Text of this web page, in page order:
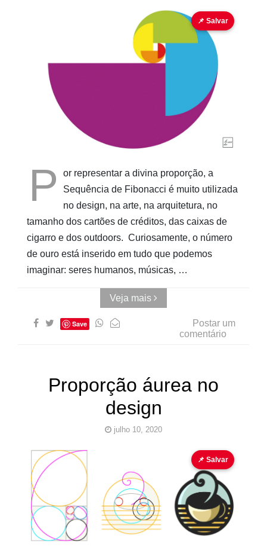
Pinturas
AUwe
📌 Salvar
P
or representar a divina proporção, a
Sequência de Fibonacci é muito utilizada
no design, na arte, na arquitetura, no
tamanho dos cartões de créditos, das caixas de
cigarro e dos outdoors. Curiosamente, o número
de ouro está inserido em tudo que podemos
imaginar: seres humanos, músicas, …
Veja mais
Save
Postar um
comentário
Proporção áurea no
design
julho 10, 2020
design PHI
Pinturas
do
AUwe
📌 Salvar